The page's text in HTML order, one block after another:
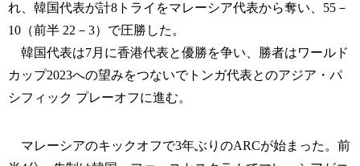
れ、韓国代表が計8トライをマレーシア代表から奪い、55－
10（前半 22－3）で圧勝した。
韓国代表は7月に香港代表と優勝を争い、勝者はワールド
カップ2023への望みをつないでトンガ代表とのアジア・パ
シフィック プレーオフに進む。
マレーシアのキックオフで3年ぶりのARCが始まった。前